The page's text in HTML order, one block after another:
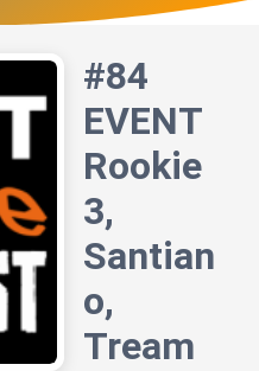
#84
EVENT
Rookie
3,
Santian
o,
Tream